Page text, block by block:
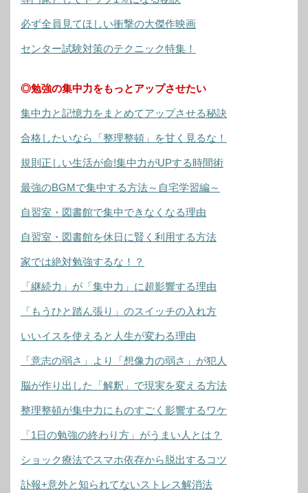
必ず全員見てほしい衝撃の大傑作映画
センター試験対策のテクニック特集！
◎勉強の集中力をもっとアップさせたい
集中力と記憶力をまとめてアップさせる秘訣
合格したいなら「整理整頓」を甘く見るな！
規則正しい生活が命!集中力がUPする時間術
最強のBGMで集中する方法～自宅学習編～
自習室・図書館で集中できなくなる理由
自習室・図書館を休日に賢く利用する方法
家では絶対勉強するな！？
「継続力」が「集中力」に超影響する理由
「もうひと踏ん張り」のスイッチの入れ方
いいイスを使えると人生が変わる理由
「意志の弱さ」より「想像力の弱さ」が犯人
脳が作り出した「解釈」で現実を変える方法
整理整頓が集中力にものすごく影響するワケ
「1日の勉強の終わり方」がうまい人とは？
ショック療法でスマホ依存から脱出するコツ
訃報+意外と知られてないストレス解消法